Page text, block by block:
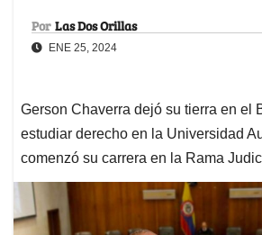
Por Las Dos Orillas
ENE 25, 2024
Gerson Chaverra dejó su tierra en el
estudiar derecho en la Universidad
comenzó su carrera en la Rama